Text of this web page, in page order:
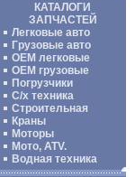
КАТАЛОГИ
ЗАПЧАСТЕЙ
Легковые авто
Грузовые авто
ОЕМ легковые
OEM грузовые
Погрузчики
С/х техника
Строительная
Краны
Моторы
Мото, ATV.
Водная техника